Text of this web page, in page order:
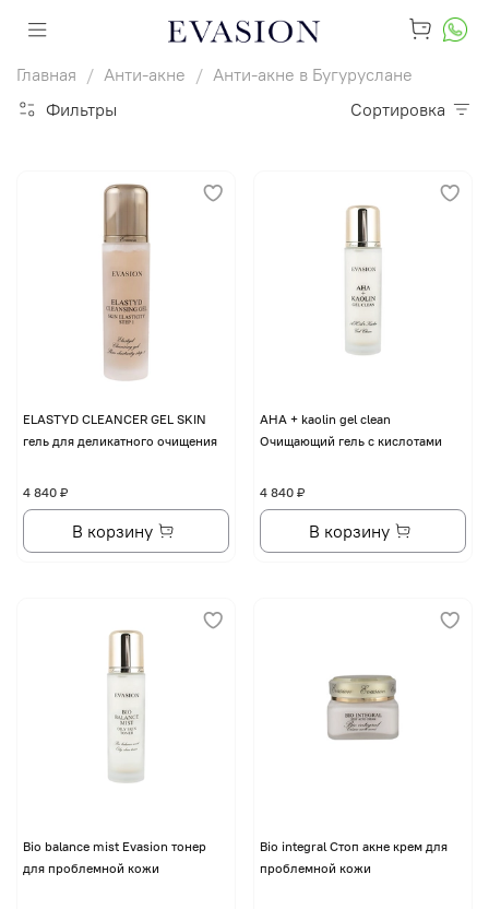
Главная Анти-акне
Анти-акне в Бугуруслане
Фильтры
Сортировка
ELASTYD CLEANCER GEL SKIN
гель для деликатного очищения
4 840 ₽
В корзину
AHA + kaolin gel clean
Очищающий гель с кислотами
4 840 ₽
В корзину
Bio balance mist Evasion тонер
для проблемной кожи
Bio integral Стоп акне крем для
проблемной кожи